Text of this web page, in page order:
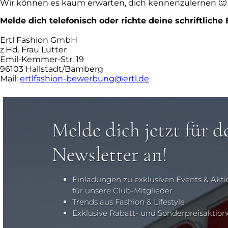
Wir können es kaum erwarten, dich kennenzulernen 🙂
Melde dich telefonisch oder richte deine schriftliche
Ertl Fashion GmbH
z.Hd. Frau Lutter
Emil-Kemmer-Str. 19
96103 Hallstadt/Bamberg
Mail: ertlfashion-bewerbung@ertl.de
Melde dich jetzt für
Newsletter an!
Einladungen zu exklusiven Events &
für unsere Club-Mitglieder
Trends aus Fashion & Lifestyle
Exklusive Rabatt- und